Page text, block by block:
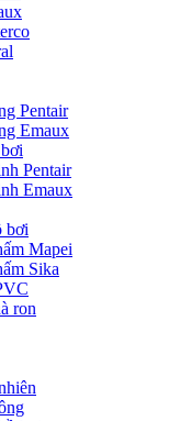
Pentair
Emaux
Pentair
Emaux
bơi
Mapei
Sika
ron